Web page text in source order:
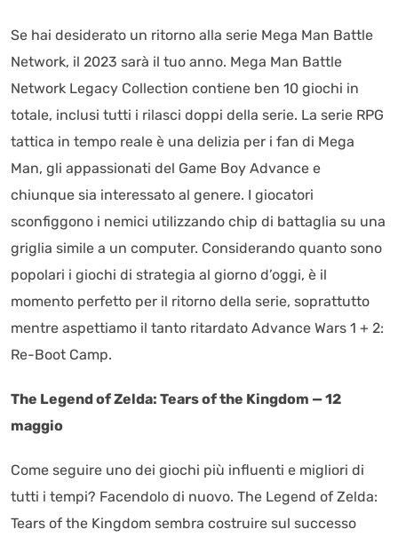
Se hai desiderato un ritorno alla serie Mega Man Battle
Network, il 2023 sarà il tuo anno. Mega Man Battle
Network Legacy Collection contiene ben 10 giochi in
totale, inclusi tutti i rilasci doppi della serie. La serie RPG
tattica in tempo reale è una delizia per i fan di Mega
Man, gli appassionati del Game Boy Advance e
chiunque sia interessato al genere. I giocatori
sconfiggono i nemici utilizzando chip di battaglia su una
griglia simile a un computer. Considerando quanto sono
popolari i giochi di strategia al giorno d’oggi, è il
momento perfetto per il ritorno della serie, soprattutto
mentre aspettiamo il tanto ritardato Advance Wars 1 + 2:
Re-Boot Camp.
The Legend of Zelda: Tears of the Kingdom — 12
maggio
Come seguire uno dei giochi più influenti e migliori di
tutti i tempi? Facendolo di nuovo. The Legend of Zelda:
Tears of the Kingdom sembra costruire sul successo